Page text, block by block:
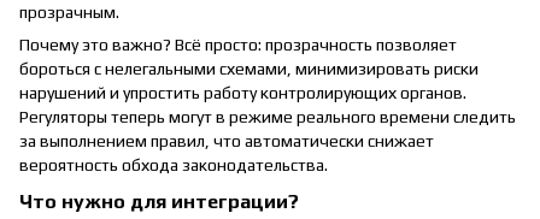
прозрачным.
Почему это важно? Всё просто: прозрачность позволяет
бороться с нелегальными схемами, минимизировать риски
нарушений и упростить работу контролирующих органов.
Регуляторы теперь могут в режиме реального времени следить
за выполнением правил, что автоматически снижает
вероятность обхода законодательства.
Что нужно для интеграции?